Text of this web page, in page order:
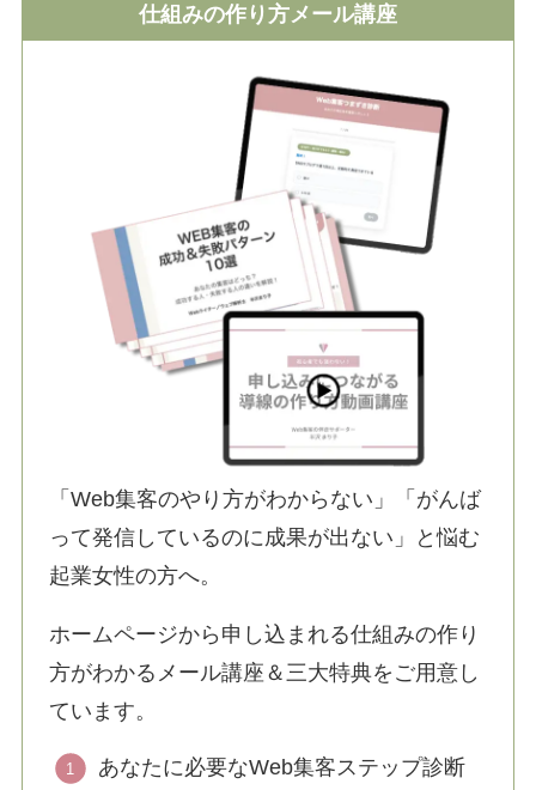
仕組みの作り方メール講座
「Web集客のやり方がわからない」「がんば
って発信しているのに成果が出ない」と悩む
起業女性の方へ。
ホームページから申し込まれる仕組みの作り
方がわかるメール講座＆三大特典をご用意し
ています。
あなたに必要なWeb集客ステップ診断